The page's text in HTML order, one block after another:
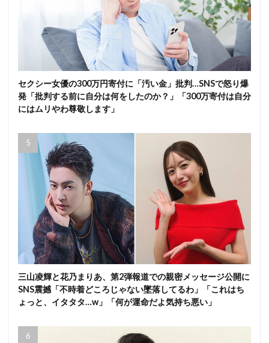
セクシー女優の300万円寄付に「汚い金」批判…SNSで怒り爆
発「批判する前に自分は何をしたのか？」「300万寄付は自分
にはムリやわ尊敬します」
三山凌輝と花乃まりあ、第2弾報道での親密メッセージ公開に
SNS震撼「不時着どころじゃない墜落してるわ」「これはち
ょっと、イタタタ…w」「何が運命だよ気持ち悪い」